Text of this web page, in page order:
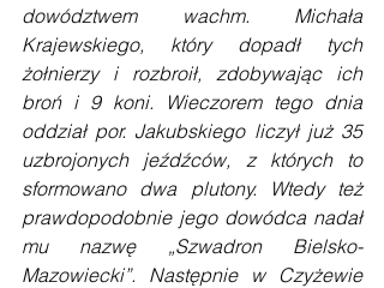
dowództwem wachm. Michała
Krajewskiego, który dopadł tych
żołnierzy i rozbroił, zdobywając ich
broń i 9 koni. Wieczorem tego dnia
oddział por. Jakubskiego liczył już 35
uzbrojonych jeźdźców, z których to
sformowano dwa plutony. Wtedy też
prawdopodobnie jego dowódca nadał
mu nazwę „Szwadron Bielsko-
Mazowiecki”. Następnie w Czyżewie